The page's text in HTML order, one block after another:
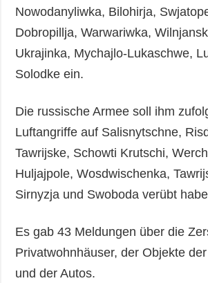
Nowodanyliwka, Bilohirja,
Dobropillja, Warwariwka,
Ukrajinka, Mychajlo-Lukaschwe,
Solodke ein.
Die russische Armee soll ihm
Luftangriffe auf Salisnytschne,
Tawrijske, Schowti Krutschi,
Huljajpole, Wosdwischenka,
Sirnyzja und Swoboda verübt
Es gab 43 Meldungen über die
Privatwohnhäuser, der Objekte
und der Autos.